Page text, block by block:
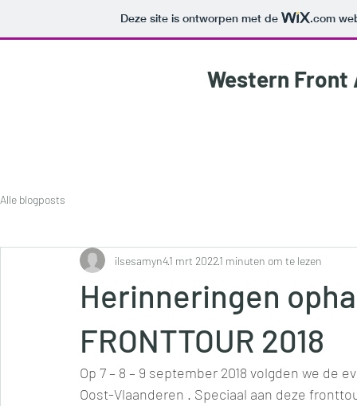
Deze site is ontworpen met de .com
Western Front
Alle blogposts
Herinneringen
FRONTTOUR 2018
ilsesamyn41 mrt 20221 minuten om te lezen
Op 7 – 8 – 9 september 2018 volgden we
Oost-Vlaanderen . Speciaal aan deze